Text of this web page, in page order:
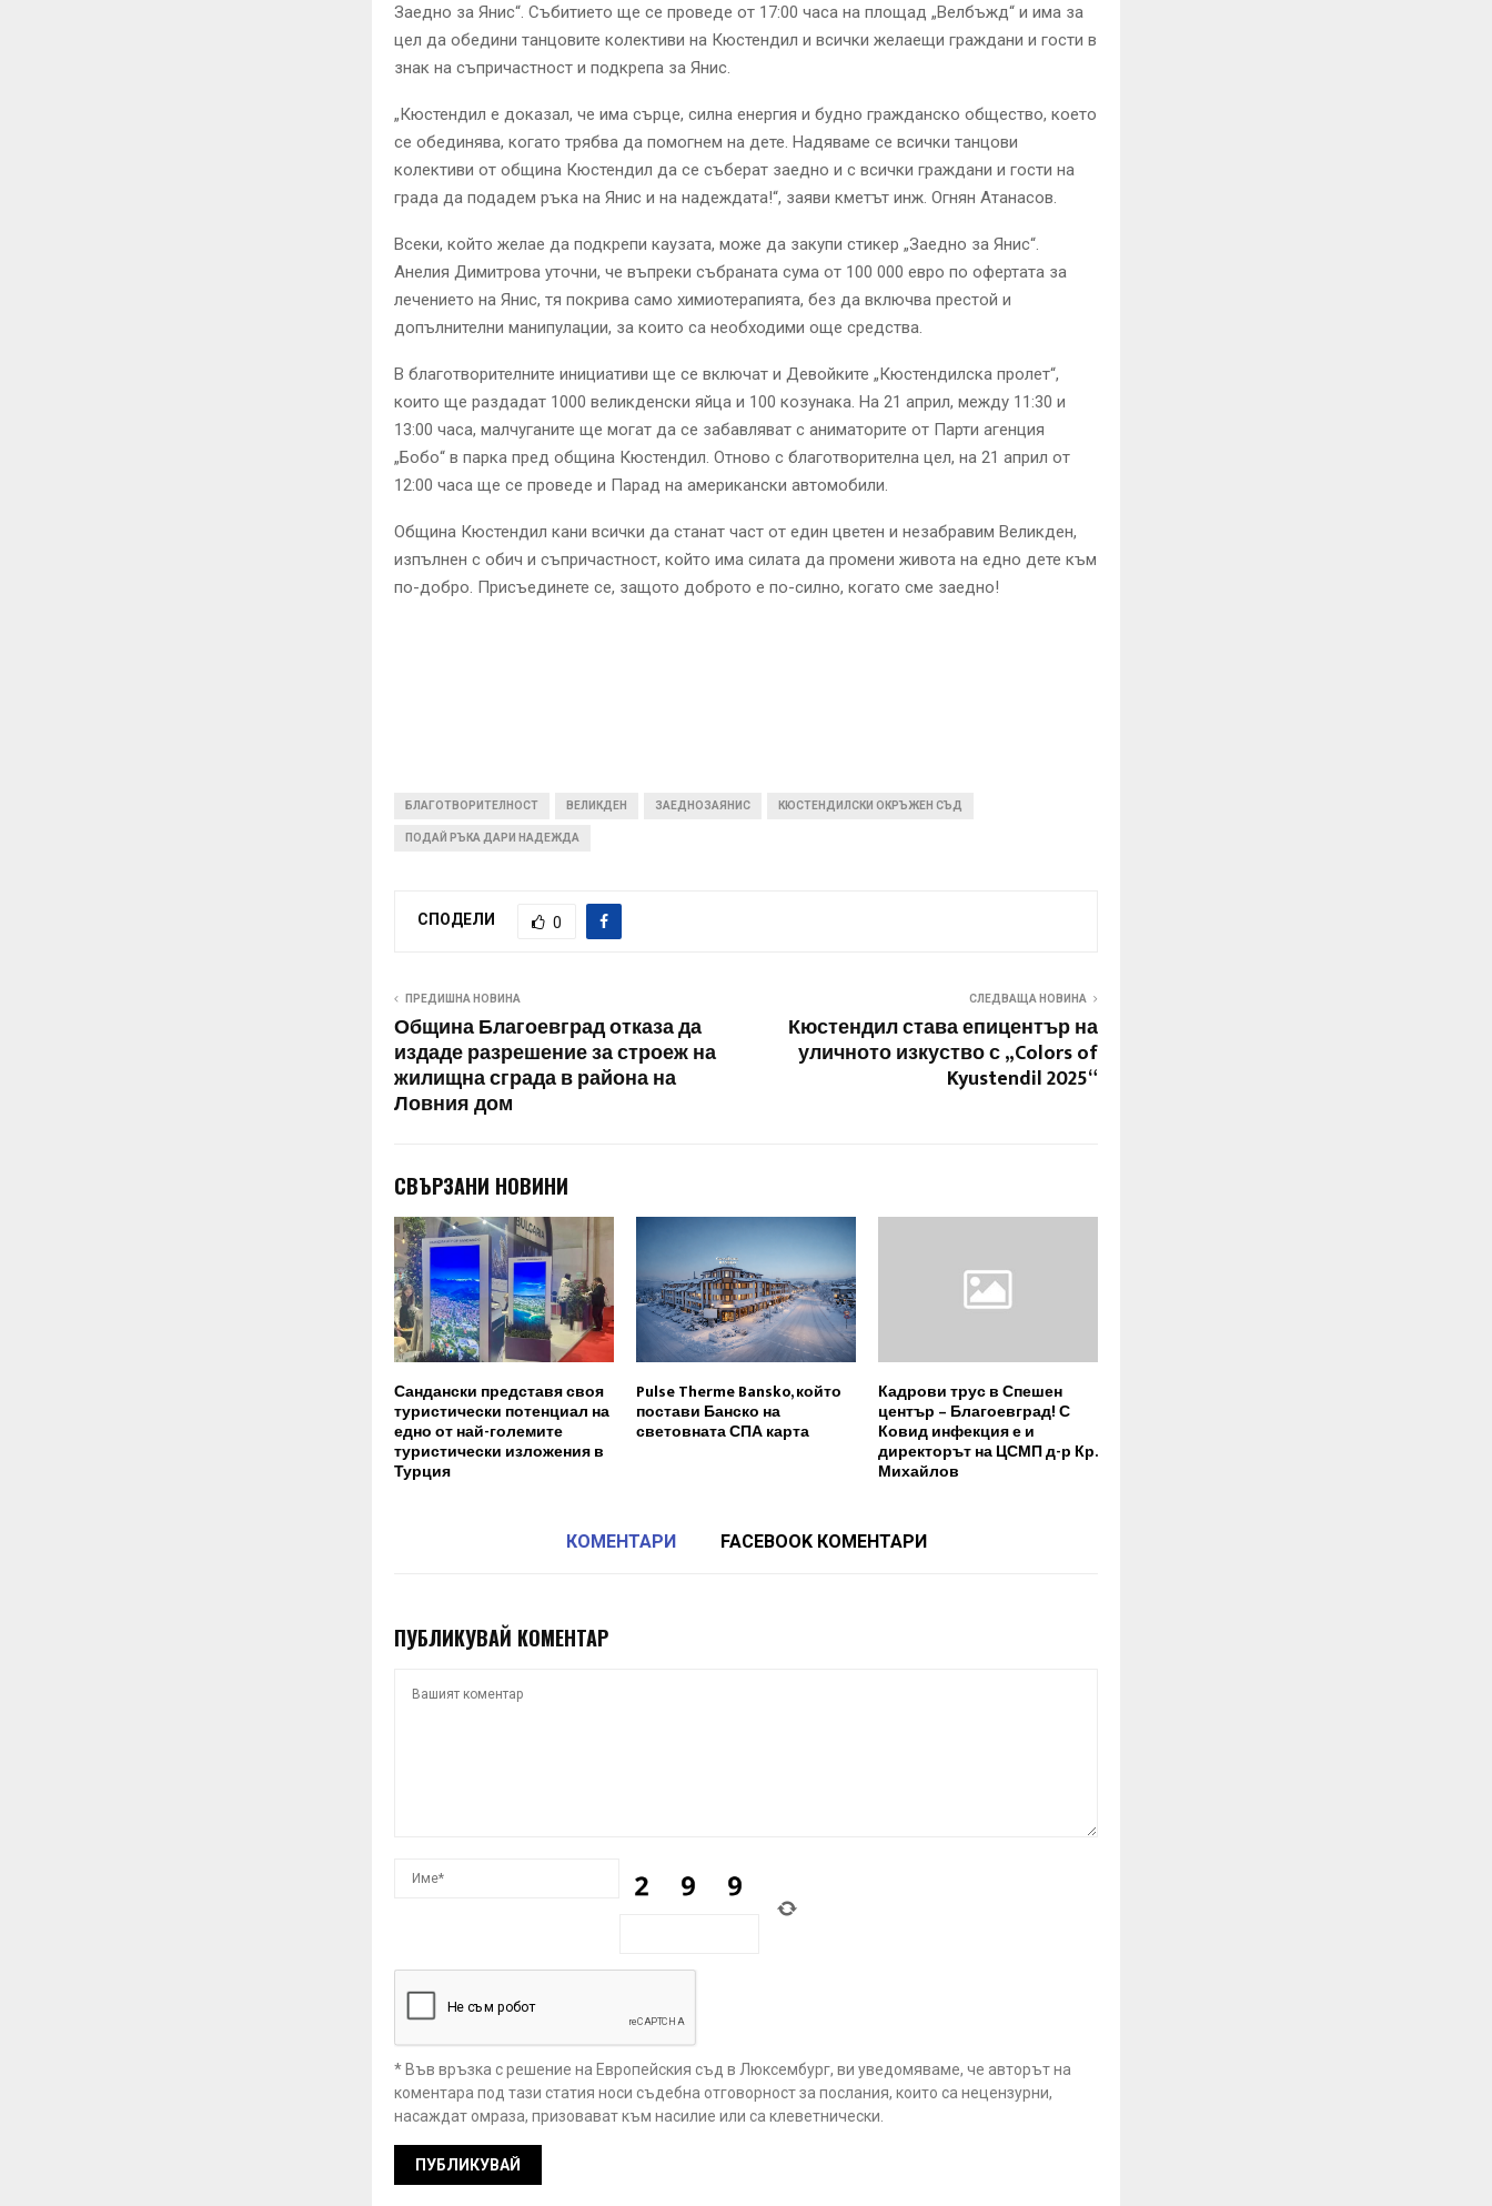
Заедно за Янис“. Събитието ще се проведе от 17:00 часа на площад „Велбъжд“ и има за
цел да обедини танцовите колективи на Кюстендил и всички желаещи граждани и гости в
знак на съпричастност и подкрепа за Янис.
„Кюстендил е доказал, че има сърце, силна енергия и будно гражданско общество, което
се обединява, когато трябва да помогнем на дете. Надяваме се всички танцови
колективи от община Кюстендил да се съберат заедно и с всички граждани и гости на
града да подадем ръка на Янис и на надеждата!“, заяви кметът инж. Огнян Атанасов.
Всеки, който желае да подкрепи каузата, може да закупи стикер „Заедно за Янис“.
Анелия Димитрова уточни, че въпреки събраната сума от 100 000 евро по офертата за
лечението на Янис, тя покрива само химиотерапията, без да включва престой и
допълнителни манипулации, за които са необходими още средства.
В благотворителните инициативи ще се включат и Девойките „Кюстендилска пролет“,
които ще раздадат 1000 великденски яйца и 100 козунака. На 21 април, между 11:30 и
13:00 часа, малчуганите ще могат да се забавляват с аниматорите от Парти агенция
„Бобо“ в парка пред община Кюстендил. Отново с благотворителна цел, на 21 април от
12:00 часа ще се проведе и Парад на американски автомобили.
Община Кюстендил кани всички да станат част от един цветен и незабравим Великден,
изпълнен с обич и съпричастност, който има силата да промени живота на едно дете към
по-добро. Присъединете се, защото доброто е по-силно, когато сме заедно!
БЛАГОТВОРИТЕЛНОСТ ВЕЛИКДЕН ЗАЕДНОЗАЯНИС КЮСТЕНДИЛСКИ ОКРЪЖЕН СЪД
ПОДАЙ РЪКА ДАРИ НАДЕЖДА
СПОДЕЛИ 0
ПРЕДИШНА НОВИНА
Община Благоевград отказа да
издаде разрешение за строеж на
жилищна сграда в района на
Ловния дом
СЛЕДВАЩА НОВИНА
Кюстендил става епицентър на
уличното изкуство с „Colors of
Kyustendil 2025“
СВЪРЗАНИ НОВИНИ
Сандански представя своя
туристически потенциал на
едно от най-големите
туристически изложения в
Турция
Pulse Therme Bansko, който
постави Банско на
световната СПА карта
Кадрови трус в Спешен
център – Благоевград! С
Ковид инфекция е и
директорът на ЦСМП д-р Кр.
Михайлов
КОМЕНТАРИ FACEBOOK КОМЕНТАРИ
ПУБЛИКУВАЙ КОМЕНТАР
* Във връзка с решение на Европейския съд в Люксембург, ви уведомяваме, че авторът на
коментара под тази статия носи съдебна отговорност за послания, които са нецензурни,
насаждат омраза, призовават към насилие или са клеветнически.